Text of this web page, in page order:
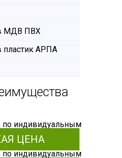
МДВ ПВХ
пластик АРПА
ЦЕНА